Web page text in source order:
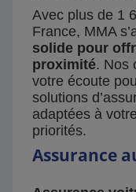
Avec plus de 1
France, MMA
solide pour
proximité. Nos
votre écoute
solutions
adaptées à
priorités.
Assurance